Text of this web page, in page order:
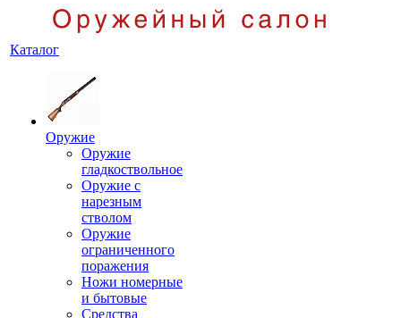
Каталог
Оружие
Оружие
гладкоствольное
Оружие с
нарезным
стволом
Оружие
ограниченного
поражения
Ножи номерные
и бытовые
Средства